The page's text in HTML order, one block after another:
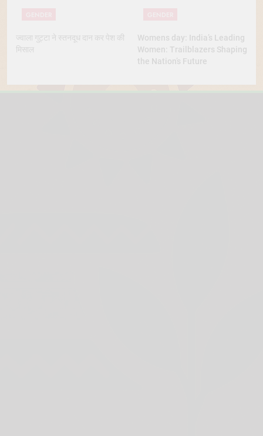
ज्वाला गुट्टा ने स्तनदूध दान कर पेश की
मिसाल
Womens day: India’s Leading
Women: Trailblazers Shaping
the Nation’s Future